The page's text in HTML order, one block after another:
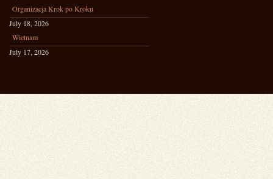
Organizacja Krok po Kroku
July 18, 2026
Wietnam
July 17, 2026